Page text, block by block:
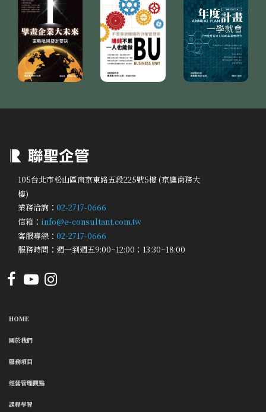
105台北市松山區南京東路五段225號5樓 (京鷹商務大
樓)
業務洽詢： 02-2717-0666
信箱： info@e-consultant.com.tw
客服專線： 02-2717-0666
服務時間：週一到週五9:00~12:00；13:30~18:00
HOME
關於我們
服務項目
經營管理觀點
課程學習